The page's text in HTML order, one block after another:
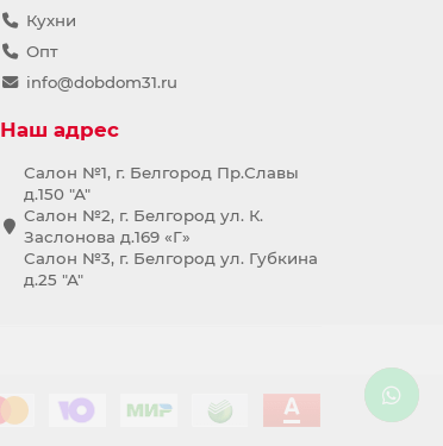
Кухни
Опт
info@dobdom31.ru
Наш адрес
Салон №1, г. Белгород Пр.Славы
д.150 "А"
Салон №2, г. Белгород ул. К.
Заслонова д.169 «Г»
Салон №3, г. Белгород ул. Губкина
д.25 "А"